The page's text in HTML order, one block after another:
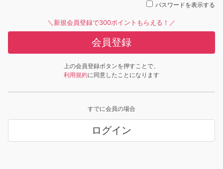
パスワードを表示する
＼新規会員登録で300ポイントもらえる！／
会員登録
上の会員登録ボタンを押すことで、
利用規約に同意したことになります
すでに会員の場合
ログイン